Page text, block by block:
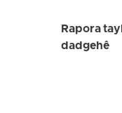
Rapora
dadgehê